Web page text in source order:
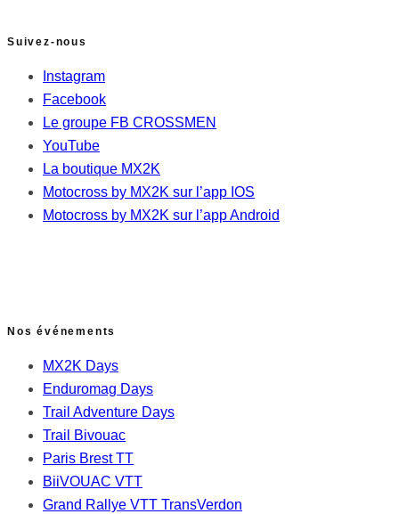
Suivez-nous
Instagram
Facebook
Le groupe FB CROSSMEN
YouTube
La boutique MX2K
Motocross by MX2K sur l’app IOS
Motocross by MX2K sur l’app Android
Nos événements
MX2K Days
Enduromag Days
Trail Adventure Days
Trail Bivouac
Paris Brest TT
BiiVOUAC VTT
Grand Rallye VTT TransVerdon